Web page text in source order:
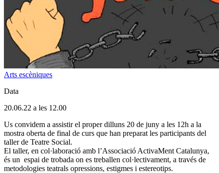
Arts escèniques
Data
20.06.22 a les 12.00
Us convidem a assistir el proper dilluns 20 de juny a les 12h a la
mostra oberta de final de curs que han preparat les participants del
taller de Teatre Social.
El taller, en col·laboració amb l’Associació ActivaMent Catalunya,
és un espai de trobada on es treballen col·lectivament, a través de
metodologies teatrals opressions, estigmes i estereotips.